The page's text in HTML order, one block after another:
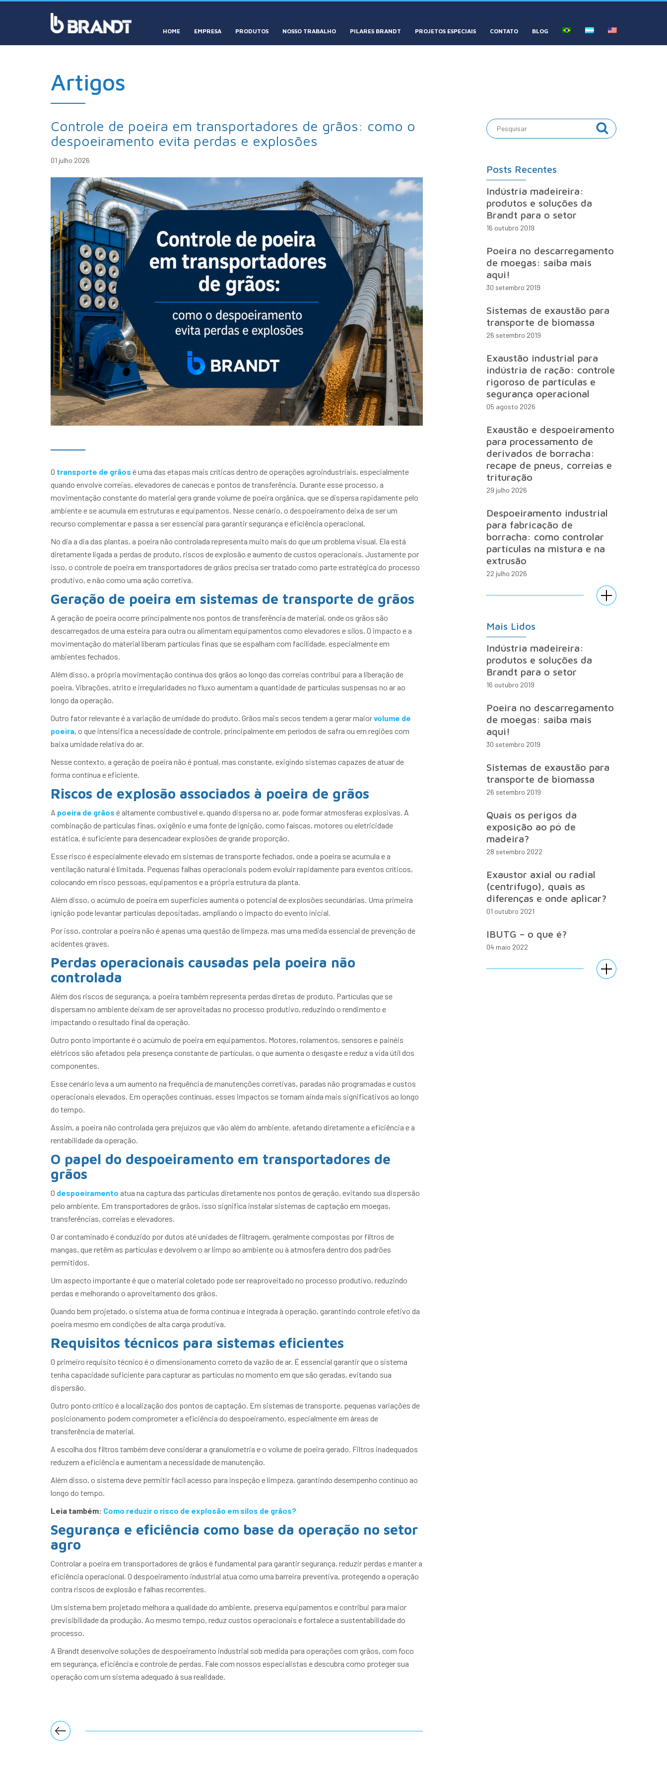
HOME EMPRESA PRODUTOS NOSSO TRABALHO PILARES BRANDT PROJETOS ESPECIAIS CONTATO BLOG
Artigos
Controle de poeira em transportadores de grãos: como o
despoeiramento evita perdas e explosões
01 julho 2026
O transporte de grãos é uma das etapas mais críticas dentro de operações agroindustriais, especialmente
quando envolve correias, elevadores de canecas e pontos de transferência. Durante esse processo, a
movimentação constante do material gera grande volume de poeira orgânica, que se dispersa rapidamente pelo
ambiente e se acumula em estruturas e equipamentos. Nesse cenário, o despoeiramento deixa de ser um
recurso complementar e passa a ser essencial para garantir segurança e eficiência operacional.
No dia a dia das plantas, a poeira não controlada representa muito mais do que um problema visual. Ela está
diretamente ligada a perdas de produto, riscos de explosão e aumento de custos operacionais. Justamente por
isso, o controle de poeira em transportadores de grãos precisa ser tratado como parte estratégica do processo
produtivo, e não como uma ação corretiva.
Geração de poeira em sistemas de transporte de grãos
A geração de poeira ocorre principalmente nos pontos de transferência de material, onde os grãos são
descarregados de uma esteira para outra ou alimentam equipamentos como elevadores e silos. O impacto e a
movimentação do material liberam partículas finas que se espalham com facilidade, especialmente em
ambientes fechados.
Além disso, a própria movimentação contínua dos grãos ao longo das correias contribui para a liberação de
poeira. Vibrações, atrito e irregularidades no fluxo aumentam a quantidade de partículas suspensas no ar ao
longo da operação.
Outro fator relevante é a variação de umidade do produto. Grãos mais secos tendem a gerar maiorvolume de
poeira, o que intensifica a necessidade de controle, principalmente em períodos de safra ou em regiões com
baixa umidade relativa do ar.
Nesse contexto, a geração de poeira não é pontual, mas constante, exigindo sistemas capazes de atuar de
forma contínua e eficiente.
Riscos de explosão associados à poeira de grãos
A poeira de grãos é altamente combustível e, quando dispersa no ar, pode formar atmosferas explosivas. A
combinação de partículas finas, oxigênio e uma fonte de ignição, como faíscas, motores ou eletricidade
estática, é suficiente para desencadear explosões de grande proporção.
Esse risco é especialmente elevado em sistemas de transporte fechados, onde a poeira se acumula e a
ventilação natural é limitada. Pequenas falhas operacionais podem evoluir rapidamente para eventos críticos,
colocando em risco pessoas, equipamentos e a própria estrutura da planta.
Além disso, o acúmulo de poeira em superfícies aumenta o potencial de explosões secundárias. Uma primeira
ignição pode levantar partículas depositadas, ampliando o impacto do evento inicial.
Por isso, controlar a poeira não é apenas uma questão de limpeza, mas uma medida essencial de prevenção de
acidentes graves.
Perdas operacionais causadas pela poeira não
controlada
Além dos riscos de segurança, a poeira também representa perdas diretas de produto. Partículas que se
dispersam no ambiente deixam de ser aproveitadas no processo produtivo, reduzindo o rendimento e
impactando o resultado final da operação.
Outro ponto importante é o acúmulo de poeira em equipamentos. Motores, rolamentos, sensores e painéis
elétricos são afetados pela presença constante de partículas, o que aumenta o desgaste e reduz a vida útil dos
componentes.
Esse cenário leva a um aumento na frequência de manutenções corretivas, paradas não programadas e custos
operacionais elevados. Em operações contínuas, esses impactos se tornam ainda mais significativos ao longo
do tempo.
Assim, a poeira não controlada gera prejuízos que vão além do ambiente, afetando diretamente a eficiência e a
rentabilidade da operação.
O papel do despoeiramento em transportadores de
grãos
O despoeiramento atua na captura das partículas diretamente nos pontos de geração, evitando sua dispersão
pelo ambiente. Em transportadores de grãos, isso significa instalar sistemas de captação em moegas,
transferências, correias e elevadores.
O ar contaminado é conduzido por dutos até unidades de filtragem, geralmente compostas por filtros de
mangas, que retêm as partículas e devolvem o ar limpo ao ambiente ou à atmosfera dentro dos padrões
permitidos.
Um aspecto importante é que o material coletado pode ser reaproveitado no processo produtivo, reduzindo
perdas e melhorando o aproveitamento dos grãos.
Quando bem projetado, o sistema atua de forma contínua e integrada à operação, garantindo controle efetivo da
poeira mesmo em condições de alta carga produtiva.
Requisitos técnicos para sistemas eficientes
O primeiro requisito técnico é o dimensionamento correto da vazão de ar. É essencial garantir que o sistema
tenha capacidade suficiente para capturar as partículas no momento em que são geradas, evitando sua
dispersão.
Outro ponto crítico é a localização dos pontos de captação. Em sistemas de transporte, pequenas variações de
posicionamento podem comprometer a eficiência do despoeiramento, especialmente em áreas de
transferência de material.
A escolha dos filtros também deve considerar a granulometria e o volume de poeira gerado. Filtros inadequados
reduzem a eficiência e aumentam a necessidade de manutenção.
Além disso, o sistema deve permitir fácil acesso para inspeção e limpeza, garantindo desempenho contínuo ao
longo do tempo.
Leia também: Como reduzir o risco de explosão em silos de grãos?
Segurança e eficiência como base da operação no setor
agro
Controlar a poeira em transportadores de grãos é fundamental para garantir segurança, reduzir perdas e manter a
eficiência operacional. O despoeiramento industrial atua como uma barreira preventiva, protegendo a operação
contra riscos de explosão e falhas recorrentes.
Um sistema bem projetado melhora a qualidade do ambiente, preserva equipamentos e contribui para maior
previsibilidade da produção. Ao mesmo tempo, reduz custos operacionais e fortalece a sustentabilidade do
processo.
A Brandt desenvolve soluções de despoeiramento industrial sob medida para operações com grãos, com foco
em segurança, eficiência e controle de perdas. Fale com nossos especialistas e descubra como proteger sua
operação com um sistema adequado à sua realidade.
Posts Recentes
Indústria madeireira:
produtos e soluções da
Brandt para o setor
16 outubro 2019
Poeira no descarregamento
de moegas: saiba mais
aqui!
30 setembro 2019
Sistemas de exaustão para
transporte de biomassa
26 setembro 2019
Exaustão industrial para
indústria de ração: controle
rigoroso de partículas e
segurança operacional
05 agosto 2026
Exaustão e despoeiramento
para processamento de
derivados de borracha:
recape de pneus, correias e
trituração
29 julho 2026
Despoeiramento industrial
para fabricação de
borracha: como controlar
partículas na mistura e na
extrusão
22 julho 2026
Mais Lidos
Indústria madeireira:
produtos e soluções da
Brandt para o setor
16 outubro 2019
Poeira no descarregamento
de moegas: saiba mais
aqui!
30 setembro 2019
Sistemas de exaustão para
transporte de biomassa
26 setembro 2019
Quais os perigos da
exposição ao pó de
madeira?
28 setembro 2022
Exaustor axial ou radial
(centrífugo), quais as
diferenças e onde aplicar?
01 outubro 2021
IBUTG – o que é?
04 maio 2022